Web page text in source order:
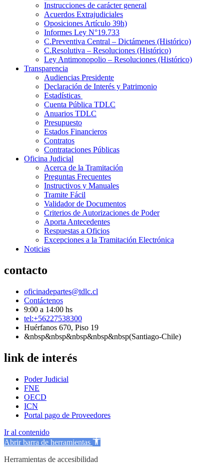
Instrucciones de carácter general
Acuerdos Extrajudiciales
Oposiciones Artículo 39h)
Informes Ley N°19.733
C.Preventiva Central – Dictámenes (Histórico)
C.Resolutiva – Resoluciones (Histórico)
Ley Antimonopolio – Resoluciones (Histórico)
Transparencia
Audiencias Presidente
Declaración de Interés y Patrimonio
Estadísticas
Cuenta Pública TDLC
Anuarios TDLC
Presupuesto
Estados Financieros
Contratos
Contrataciones Públicas
Oficina Judicial
Acerca de la Tramitación
Preguntas Frecuentes
Instructivos y Manuales
Tramite Fácil
Validador de Documentos
Criterios de Autorizaciones de Poder
Aporta Antecedentes
Respuestas a Oficios
Excepciones a la Tramitación Electrónica
Noticias
contacto
oficinadepartes@tdlc.cl
Contáctenos
9:00 a 14:00 hs
tel:+56227538300
Huérfanos 670, Piso 19
&nbsp&nbsp&nbsp&nbsp&nbsp(Santiago-Chile)
link de interés
Poder Judicial
FNE
OECD
ICN
Portal pago de Proveedores
Ir al contenido
Abrir barra de herramientas
Herramientas de accesibilidad